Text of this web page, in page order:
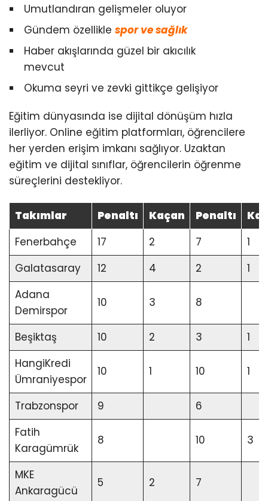
Umutlandıran gelişmeler oluyor
Gündem özellikle spor ve sağlık
Haber akışlarında güzel bir akıcılık
mevcut
Okuma seyri ve zevki gittikçe gelişiyor
Eğitim dünyasında ise dijital dönüşüm hızla
ilerliyor. Online eğitim platformları, öğrencilere
her yerden erişim imkanı sağlıyor. Uzaktan
eğitim ve dijital sınıflar, öğrencilerin öğrenme
süreçlerini destekliyor.
Takımlar Penaltı Kaçan Penaltı
Fenerbahçe
17 2 7
1
Galatasaray
12 4 2
1
Adana
Demirspor
10 3 8
Beşiktaş 10 2 3
1
HangiKredi
Ümraniyespor
10 1 10 1
Trabzonspor 9
6
Fatih
Karagümrük
8 10 3
MKE
Ankaragücü
5 2 7